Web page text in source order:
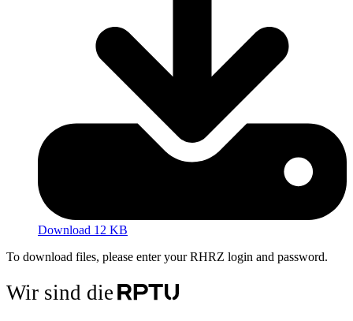
Download 12 KB
To download files, please enter your RHRZ login and password.
Wir sind die